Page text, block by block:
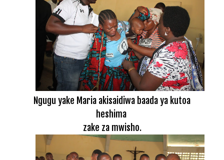
Ngugu yake Maria akisaidiwa baada ya kutoa
heshima
zake za mwisho.